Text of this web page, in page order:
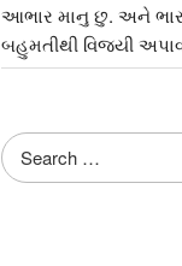
આભાર માનુ છુ. અને
બહુમતીથી વિજયી
Search
for: